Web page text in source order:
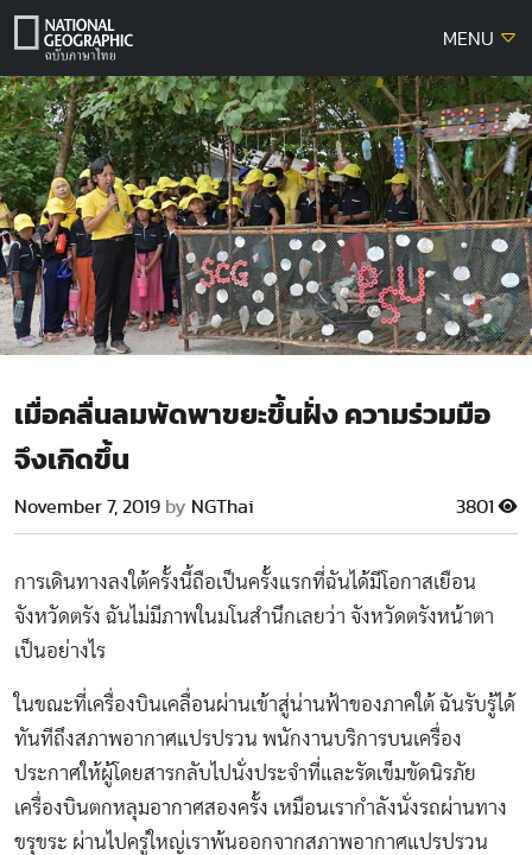
Skip
MENU
เมื่อคลื่นลมพัดพาขยะขึ้นฝั่ง ความร่วมมือ
จึงเกิดขึ้น
November 7, 2019 by NGThai 3801
การเดินทางลงใต้ครั้งนี้ถือเป็นครั้งแรกที่ฉันได้มีโอกาสเยือน
จังหวัดตรัง ฉันไม่มีภาพในมโนสำนึกเลยว่า จังหวัดตรังหน้าตา
เป็นอย่างไร
ในขณะที่เครื่องบินเคลื่อนผ่านเข้าสู่น่านฟ้าของภาคใต้ ฉันรับรู้ได้
ทันทีถึงสภาพอากาศแปรปรวน พนักงานบริการบนเครื่อง
ประกาศให้ผู้โดยสารกลับไปนั่งประจำที่และรัดเข็มขัดนิรภัย
เครื่องบินตกหลุมอากาศสองครั้ง เหมือนเรากำลังนั่งรถผ่านทาง
ขรุขระ ผ่านไปครู่ใหญ่เราพ้นออกจากสภาพอากาศแปรปรวน